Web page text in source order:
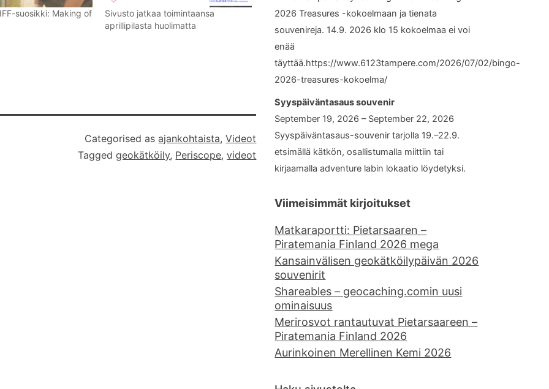
suosikki: Making of
Sivusto jatkaa toimintaansa
aprillipilasta huolimatta
Categorised asajankohtaista,Videot
Taggedgeokätköily, Periscope,videot
2026 Treasures -kokoelmaan ja tienata
souvenireja. 14.9. 2026 klo 15 kokoelmaa ei voi
enää
täyttää.https://www.6123tampere.com/2026/07/02/bingo-
2026-treasures-kokoelma/
Syyspäiväntasaus souvenir
September 19, 2026 – September 22, 2026
Syyspäiväntasaus-souvenir tarjolla 19.–22.9.
etsimällä kätkön, osallistumalla miittiin tai
kirjaamalla adventure labin lokaatio löydetyksi.
Viimeisimmät kirjoitukset
Matkaraportti: Pietarsaaren –
Piratemania Finland 2026 mega
Kansainvälisen geokätköilypäivän 2026
souvenirit
Shareables – geocaching.comin uusi
ominaisuus
Merirosvot rantautuvat Pietarsaareen –
Piratemania Finland 2026
Aurinkoinen Merellinen Kemi 2026